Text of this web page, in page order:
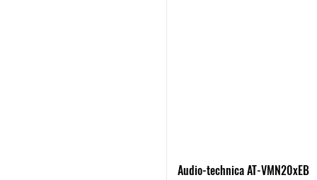
Audio-technica AT-VMN20xEB